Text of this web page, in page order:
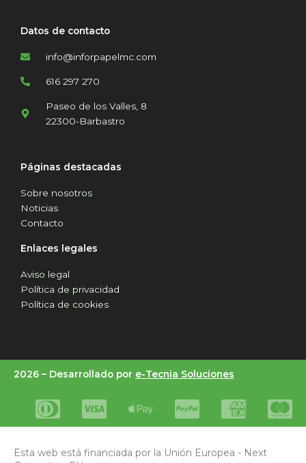
Datos de contacto
info@inforpapelmc.com
616 297 270
Paseo de los Valles, 8
22300-Barbastro
Páginas destacadas
Sobre nosotros
Noticias
Contacto
Enlaces legales
Aviso legal
Política de privacidad
Política de cookies
2026 – Desarrollado por e-Tecnia Soluciones
Esta web está financiada por la Unión Europea - Next